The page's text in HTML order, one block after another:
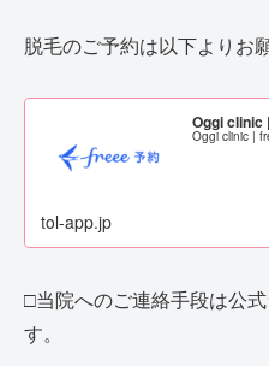
脱毛のご予約は以下よりお
Oggi clinic
Oggi clinic |
tol-app.jp
□当院へのご連絡手段は公
す。